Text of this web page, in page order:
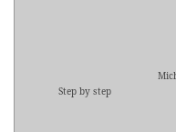
Step by step